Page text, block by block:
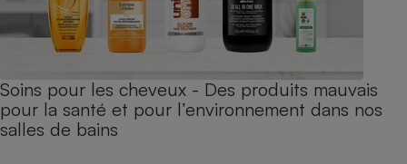
Soins pour les cheveux - Des produits mauvais
pour la santé et pour l’environnement dans nos
salles de bains